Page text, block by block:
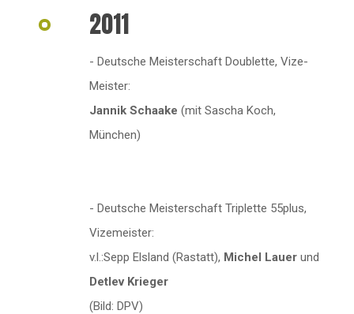
2011
- Deutsche Meisterschaft Doublette, Vize-
Meister:
Jannik Schaake (mit Sascha Koch,
München)
- Deutsche Meisterschaft Triplette 55plus,
Vizemeister:
v.l.:Sepp Elsland (Rastatt), Michel Lauer und
Detlev Krieger
(Bild: DPV)